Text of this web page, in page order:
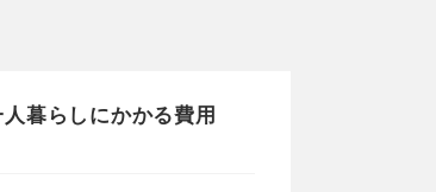
暮らしにかかる費用